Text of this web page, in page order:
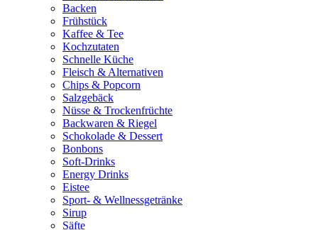
Backen
Frühstück
Kaffee & Tee
Kochzutaten
Schnelle Küche
Fleisch & Alternativen
Chips & Popcorn
Salzgebäck
Nüsse & Trockenfrüchte
Backwaren & Riegel
Schokolade & Dessert
Bonbons
Soft-Drinks
Energy Drinks
Eistee
Sport- & Wellnessgetränke
Sirup
Säfte